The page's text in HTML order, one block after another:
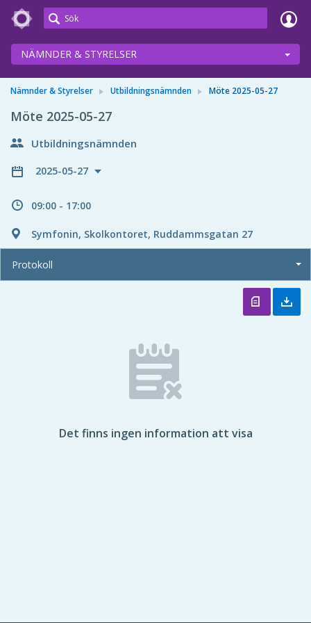
Meetings+
NÄMNDER & STYRELSER
Nämnder & Styrelser Utbildningsnämnden Möte 2025-05-27
Möte 2025-05-27
Utbildningsnämnden
2025-05-27
09:00 - 17:00
Symfonin, Skolkontoret, Ruddammsgatan 27
Protokoll
Det finns ingen information att visa